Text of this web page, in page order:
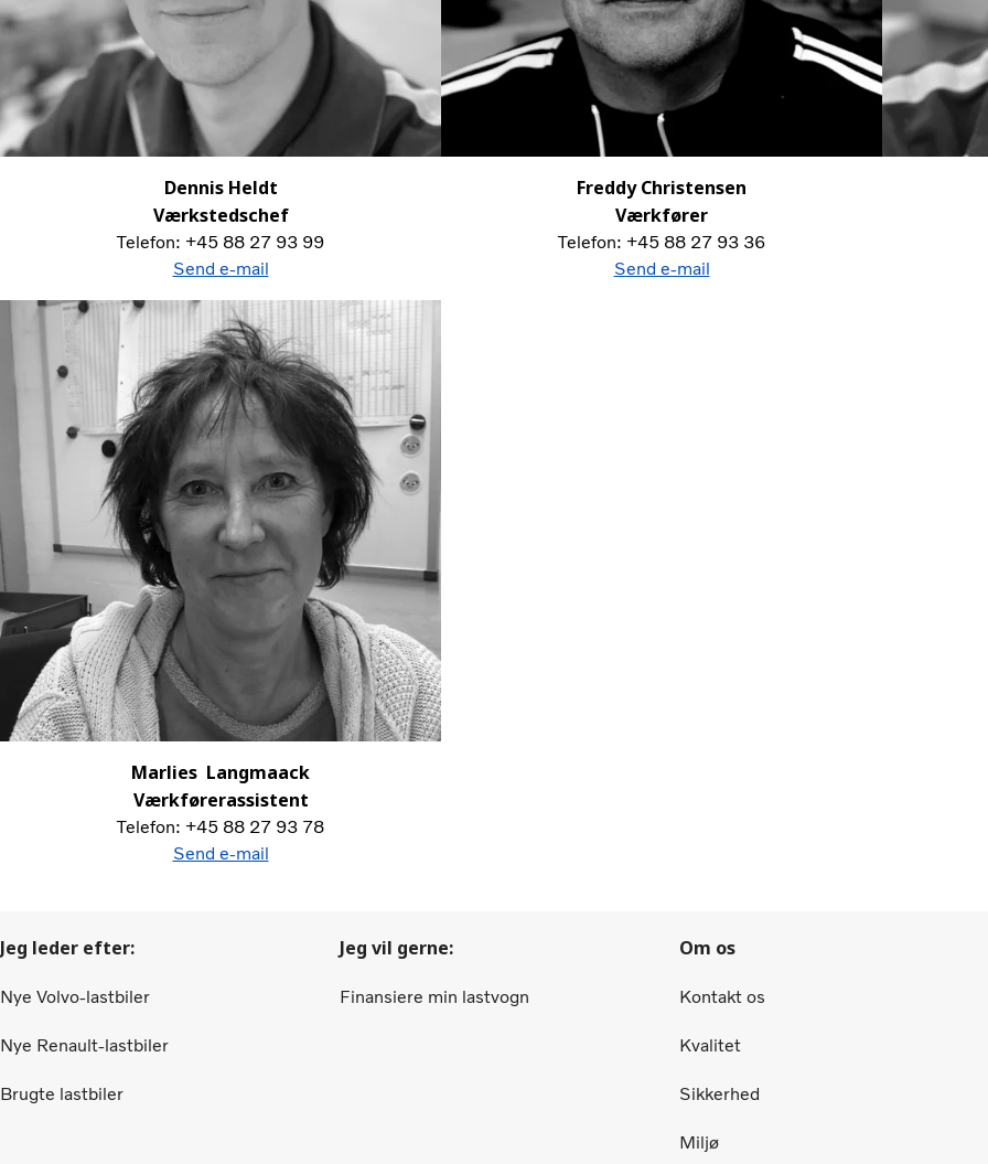
Dennis Heldt
Værkstedschef
Telefon: +45 88 27 93 99
Send e-mail
Marlies Langmaack
Værkførerassistent
Telefon: +45 88 27 93 78
Send e-mail
Freddy Christensen
Værkfører
Telefon: +45 88 27 93 36
Send e-mail
Jeg leder efter:
Nye Volvo-lastbiler
Nye Renault-lastbiler
Brugte lastbiler
Jeg vil gerne:
Finansiere min lastvogn
Om os
Kontakt os
Kvalitet
Sikkerhed
Miljø